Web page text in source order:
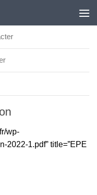
wp-
2022-1.pdf” title=”EPE